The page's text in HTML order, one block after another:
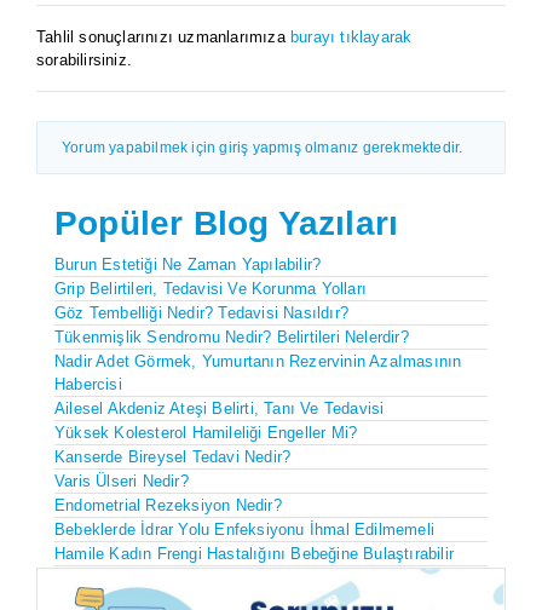
Tahlil sonuçlarınızı uzmanlarımıza burayı tıklayarak
sorabilirsiniz.
Yorum yapabilmek için giriş yapmış olmanız gerekmektedir.
Popüler Blog Yazıları
Burun Estetiği Ne Zaman Yapılabilir?
Grip Belirtileri, Tedavisi Ve Korunma Yolları
Göz Tembelliği Nedir? Tedavisi Nasıldır?
Tükenmişlik Sendromu Nedir? Belirtileri Nelerdir?
Nadir Adet Görmek, Yumurtanın Rezervinin AzaImasının
Habercisi
Ailesel Akdeniz Ateşi Belirti, Tanı Ve Tedavisi
Yüksek Kolesterol Hamileliği Engeller Mi?
Kanserde Bireysel Tedavi Nedir?
Varis Ülseri Nedir?
Endometrial Rezeksiyon Nedir?
Bebeklerde İdrar Yolu Enfeksiyonu İhmal Edilmemeli
Hamile Kadın Frengi Hastalığını Bebeğine Bulaştırabilir